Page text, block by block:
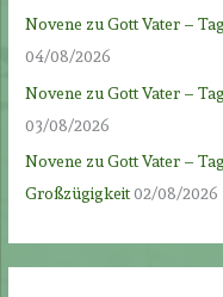
Novene zu Gott Vater –
04/08/2026
Novene zu Gott Vater –
03/08/2026
Novene zu Gott Vater –
Großzügigkeit02/08/2026